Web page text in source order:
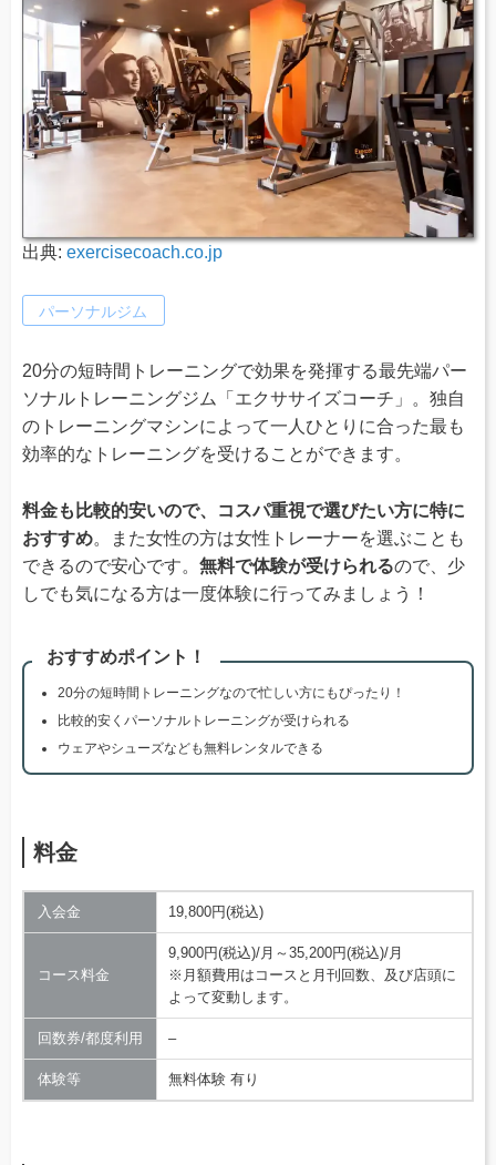
出典: exercisecoach.co.jp
パーソナルジム
20分の短時間トレーニングで効果を発揮する最先端パー
ソナルトレーニングジム「エクササイズコーチ」。独自
のトレーニングマシンによって一人ひとりに合った最も
効率的なトレーニングを受けることができます。
料金も比較的安いので、コスパ重視で選びたい方に特に
おすすめ。また女性の方は女性トレーナーを選ぶことも
できるので安心です。 無料で体験が受けられるので、少
しでも気になる方は一度体験に行ってみましょう！
おすすめポイント！
20分の短時間トレーニングなので忙しい方にもぴったり！
比較的安くパーソナルトレーニングが受けられる
ウェアやシューズなども無料レンタルできる
料金
入会金 19,800円(税込)
コース料金
9,900円(税込)/月～35,200円(税込)/月
※月額費用はコースと月刊回数、及び店頭に
よって変動します。
回数券/都度利用 –
体験等 無料体験 有り